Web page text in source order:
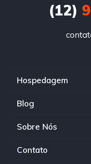
(12)
Hospedagem
Blog
Sobre Nós
Contato